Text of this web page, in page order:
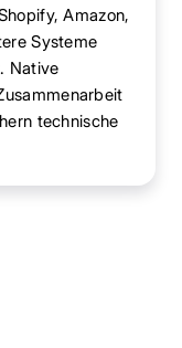
Amazon,
Systeme
Native
technische